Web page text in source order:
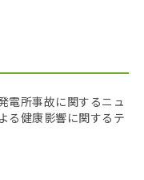
電所事故に関するニュ
る健康影響に関するテ